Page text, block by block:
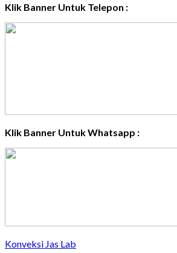
Klik Banner Untuk Telepon :
Klik Banner Untuk Whatsapp :
Konveksi Jas Lab